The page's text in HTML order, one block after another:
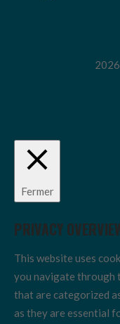
Fermer
PRIVACY
This website uses
you navigate through
that are categorized
as they are essential